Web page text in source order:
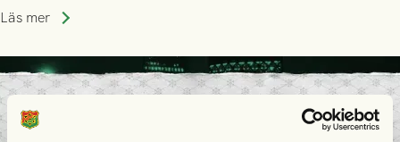
Park! Fredrik Holmberg och ledarstaben har tagit ut följande
Läs mer